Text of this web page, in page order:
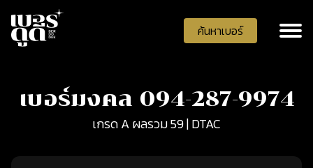
ค้นหาเบอร์
เบอร์มงคล 094-287-9974
เกรด A ผลรวม 59 | DTAC